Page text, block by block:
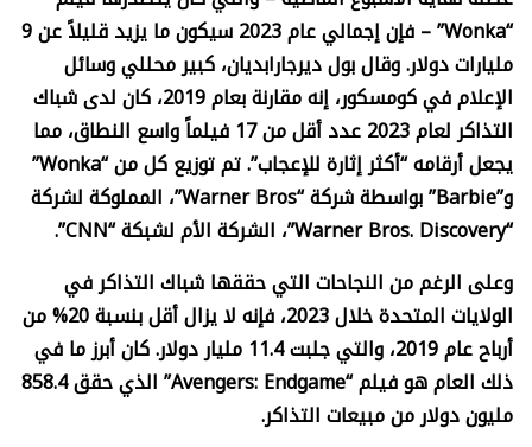
“
Wonka” –
فإن إجمالي عام 2023 سيكون ما يزيد قليلاً عن 9
مليارات دولار. وقال بول ديرجارابديان، كبير محللي وسائل
الإعلام في كومسكور، إنه مقارنة بعام 2019، كان لدى شباك
التذاكر لعام 2023 عدد أقل من 17 فيلماً واسع النطاق، مما
يجعل أرقامه “أكثر إثارة للإعجاب”. تم توزيع كل من “Wonka”
و”Barbie” بواسطة شركة “Warner Bros”، المملوكة لشركة
“
Warner Bros. Discovery”، الشركة الأم لشبكة “CNN”.
وعلى الرغم من النجاحات التي حققها شباك التذاكر في
الولايات المتحدة خلال 2023، فإنه لا يزال أقل بنسبة 20% من
أرباح عام 2019، والتي جلبت 11.4 مليار دولار. كان أبرز ما في
ذلك العام هو فيلم “Avengers: Endgame”
الذي حقق 858.4
مليون دولار من مبيعات التذاكر.